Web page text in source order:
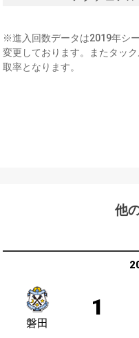
※進入回数データは2019年シ
変更しております。またタッ
取率となります。
他
1
磐田